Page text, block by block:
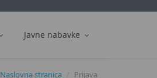
Javne nabavke
Naslovna stranica Prijava